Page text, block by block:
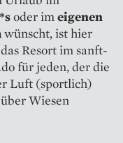
oder imeigenen
wünscht, ist hier
Resort im sanft-
für jeden, der die
Luft (sportlich)
Wiesen